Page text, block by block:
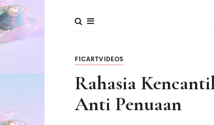
F1CARTVIDEOS
Rahasia
Anti Penuaan